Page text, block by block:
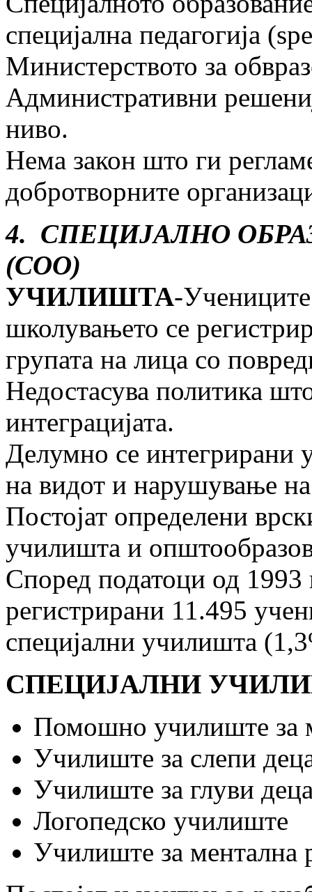
специјална педагогија
Министерството за
Административни
ниво.
Нема закон што ги
добротворните
4. СПЕЦИЈАЛНО
(СОО)
УЧИЛИШТА-
школувањето се
групата на лица со
Недостасува политика
интеграцијата.
Делумно се интегрирани
на видот и нарушување
Постојат определени
училишта и
Според податоци од 1993
регистрирани 11.495
специјални училишта
СПЕЦИЈАЛНИ
Помошно училиште за
Училиште за слепи
Училиште за глуви
Логопедско училиште
Училиште за ментална